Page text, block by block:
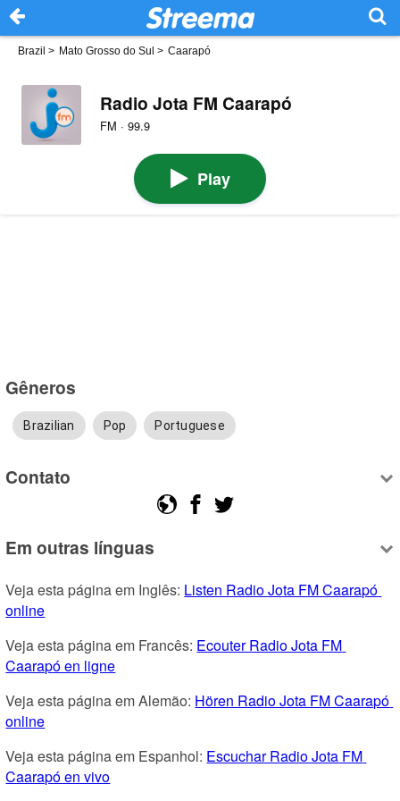
Brazil > Mato Grosso do Sul > Caarapó
Radio Jota FM Caarapó
FM · 99.9
Play
Gêneros
Brazilian Pop Portuguese
Contato
Em outras línguas
Veja esta página em Inglês: Listen Radio Jota FM Caarapó
online
Veja esta página em Francês: Ecouter Radio Jota FM
Caarapó en ligne
Veja esta página em Alemão: Hören Radio Jota FM Caarapó
online
Veja esta página em Espanhol: Escuchar Radio Jota FM
Caarapó en vivo